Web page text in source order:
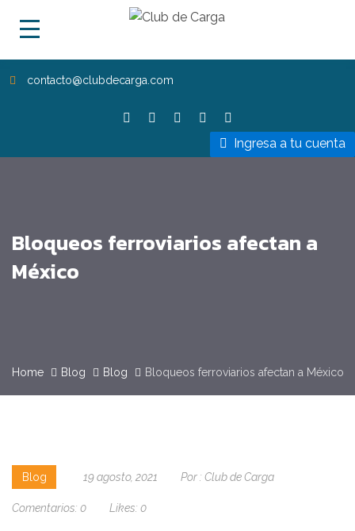
contacto@clubdecarga.com
Ingresa a tu cuenta
Bloqueos ferroviarios afectan a
México
Home Blog Blog Bloqueos ferroviarios afectan a México
Blog 19 agosto, 2021 Por : Club de Carga
Comentarios: 0 Likes: 0